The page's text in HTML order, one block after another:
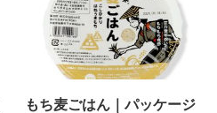
もち麦ごはん｜パッケージ